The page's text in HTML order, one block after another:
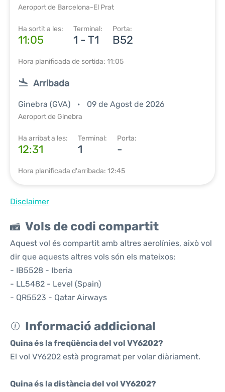
Aeroport de Barcelona-El Prat
Ha sortit a les:
11:05
Terminal:
1 - T1
Porta:
B52
Hora planificada de sortida: 11:05
Arribada
Ginebra (GVA) 09 de Agost de 2026
Aeroport de Ginebra
Ha arribat a les:
12:31
Terminal:
1
Porta:
-
Hora planificada d'arribada: 12:45
Disclaimer
Vols de codi compartit
Aquest vol és compartit amb altres aerolínies, això vol
dir que aquests altres vols són els mateixos:
- IB5528 - Iberia
- LL5482 - Level (Spain)
- QR5523 - Qatar Airways
Informació addicional
Quina és la freqüència del vol VY6202?
El vol VY6202 està programat per volar diàriament.
Quina és la distància del vol VY6202?